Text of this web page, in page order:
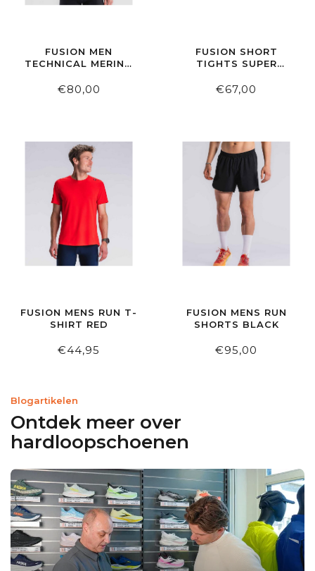
FUSION MEN
TECHNICAL MERINO
€80,00
FUSION SHORT
TIGHTS SUPER
€67,00
FUSION MENS RUN T-
SHIRT RED
€44,95
FUSION MENS RUN
SHORTS BLACK
€95,00
Blogartikelen
Ontdek meer over
hardloopschoenen